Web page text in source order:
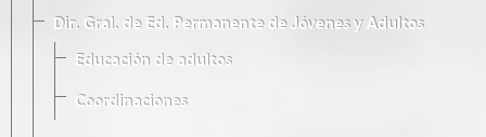
Dir. Gral. de Ed. Permanente de Jóvenes y Adultos
Educación de adultos
Coordinaciones